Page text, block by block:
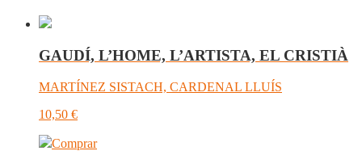
GAUDÍ, L’HOME, L’ARTISTA, EL CRISTIÀ
MARTÍNEZ SISTACH, CARDENAL LLUÍS
10,50 €
Comprar